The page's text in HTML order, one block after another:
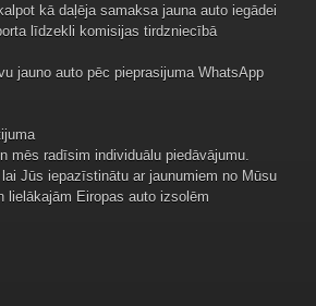
kā daļēja samaksa jauna auto iegādei
līdzekli komisijas tirdzniecībā
jauno auto pēc pieprasijuma WhatsApp
mēs radīsim individuālu piedāvājumu.
Jūs iepazīstinātu ar jaunumiem no Mūsu
lielākajām Eiropas auto izsolēm